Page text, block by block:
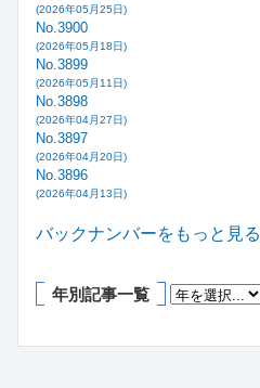
(2026年05月25日)
No.3900
(2026年05月18日)
No.3899
(2026年05月11日)
No.3898
(2026年04月27日)
No.3897
(2026年04月20日)
No.3896
(2026年04月13日)
バックナンバーをもっと見る
年別記事一覧